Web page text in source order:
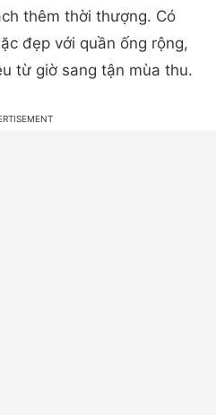
thêm thời thượng. Có
đẹp với quần ống rộng,
từ giờ sang tận mùa thu.